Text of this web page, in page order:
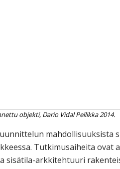
objekti, Dario Vidal Pellikka 2014.
mahdollisuuksista
Tutkimusaiheita
sisätila-arkkitehtuuri